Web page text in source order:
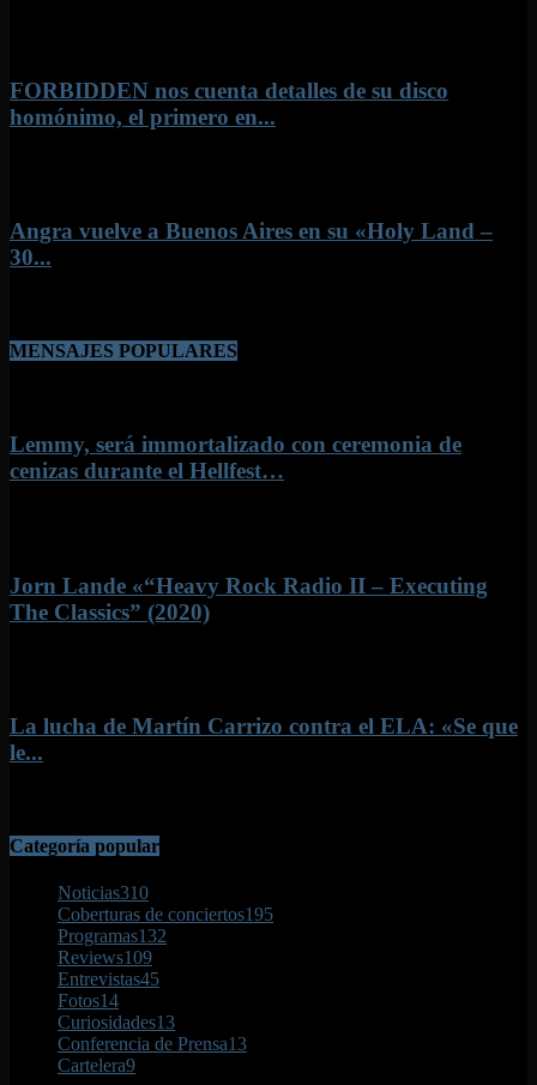
FORBIDDEN nos cuenta detalles de su disco
homónimo, el primero en...
Angra vuelve a Buenos Aires en su «Holy Land –
30...
MENSAJES POPULARES
Lemmy, será immortalizado con ceremonia de
cenizas durante el Hellfest…
Jorn Lande «“Heavy Rock Radio II – Executing
The Classics” (2020)
La lucha de Martín Carrizo contra el ELA: «Se que
le...
Categoría popular
Noticias310
Coberturas de conciertos195
Programas132
Reviews109
Entrevistas45
Fotos14
Curiosidades13
Conferencia de Prensa13
Cartelera9